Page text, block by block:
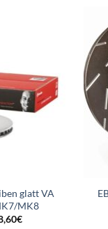
glatt VA
MK8
€Aktueller